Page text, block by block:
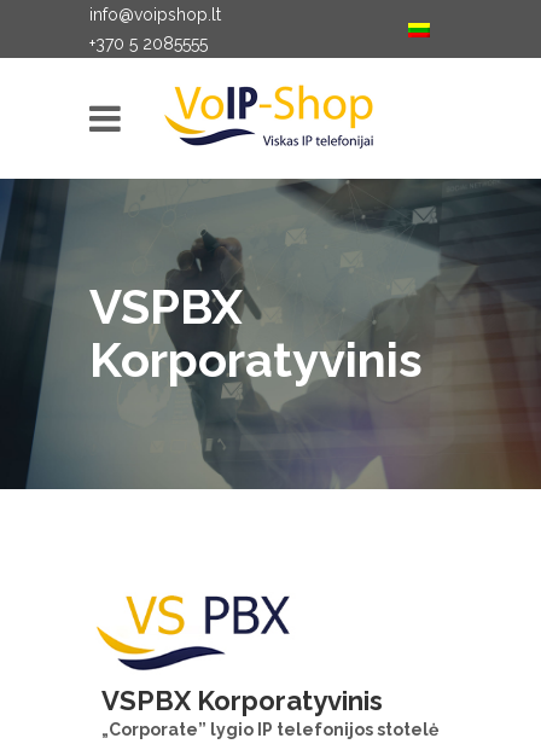
info@voipshop.lt
+370 5 2085555
VSPBX
Korporatyvinis
VSPBX Korporatyvinis
„Corporate” lygio IP telefonijos stotelė